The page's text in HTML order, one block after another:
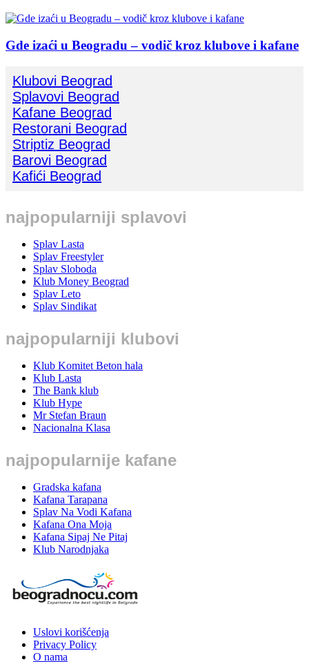
Gde izaći u Beogradu – vodič kroz klubove i kafane
Klubovi Beograd
Splavovi Beograd
Kafane Beograd
Restorani Beograd
Striptiz Beograd
Barovi Beograd
Kafići Beograd
najpopularniji splavovi
Splav Lasta
Splav Freestyler
Splav Sloboda
Klub Money Beograd
Splav Leto
Splav Sindikat
najpopularniji klubovi
Klub Komitet Beton hala
Klub Lasta
The Bank klub
Klub Hype
Mr Stefan Braun
Nacionalna Klasa
najpopularnije kafane
Gradska kafana
Kafana Tarapana
Splav Na Vodi Kafana
Kafana Ona Moja
Kafana Sipaj Ne Pitaj
Klub Narodnjaka
Uslovi korišćenja
Privacy Policy
O nama